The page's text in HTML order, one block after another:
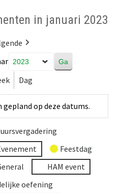
in januari 2023
Dag
op deze datums.
Feestdag
HAM event
oefening